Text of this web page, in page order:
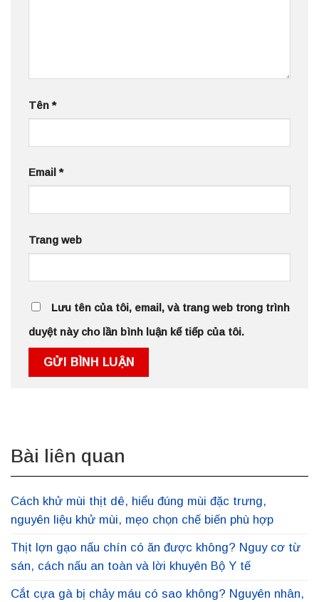
Bài liên quan
Cách khử mùi thịt dê, hiểu đúng mùi đặc trưng,
nguyên liệu khử mùi, mẹo chọn chế biến phù hợp
Thịt lợn gạo nấu chín có ăn được không? Nguy cơ từ
sán, cách nấu an toàn và lời khuyên Bộ Y tế
Cắt cựa gà bị chảy máu có sao không? Nguyên nhân,
Tên*
Email*
Trang web
Lưu tên của tôi, email, và trang web trong trình
duyệt này cho lần bình luận kế tiếp của tôi.